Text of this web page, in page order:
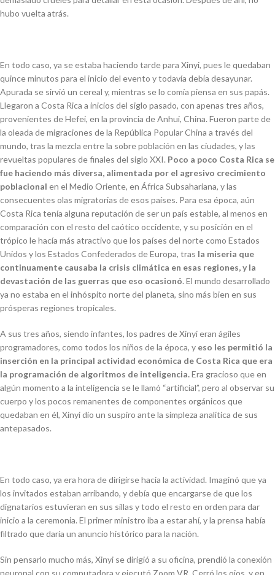
hubo vuelta atrás.
En todo caso, ya se estaba haciendo tarde para Xinyi, pues le quedaban
quince minutos para el inicio del evento y todavía debía desayunar.
Apurada se sirvió un cereal y, mientras se lo comía piensa en sus papás.
Llegaron a Costa Rica a inicios del siglo pasado, con apenas tres años,
provenientes de Hefei, en la provincia de Anhui, China. Fueron parte de
la oleada de migraciones de la República Popular China a través del
mundo, tras la mezcla entre la sobre población en las ciudades, y las
revueltas populares de finales del siglo XXI. Poco a poco Costa Rica se
fue haciendo más diversa, alimentada por el agresivo crecimiento
poblacional en el Medio Oriente, en África Subsahariana, y las
consecuentes olas migratorias de esos países. Para esa época, aún
Costa Rica tenía alguna reputación de ser un país estable, al menos en
comparación con el resto del caótico occidente, y su posición en el
trópico le hacía más atractivo que los países del norte como Estados
Unidos y los Estados Confederados de Europa, tras la miseria que
continuamente causaba la crisis climática en esas regiones, y la
devastación de las guerras que eso ocasionó. El mundo desarrollado
ya no estaba en el inhóspito norte del planeta, sino más bien en sus
prósperas regiones tropicales.
A sus tres años, siendo infantes, los padres de Xinyi eran ágiles
programadores, como todos los niños de la época, y eso les permitió la
inserción en la principal actividad económica de Costa Rica que era
la programación de algoritmos de inteligencia.Era gracioso que en
algún momento a la inteligencia se le llamó “artificial”, pero al observar su
cuerpo y los pocos remanentes de componentes orgánicos que
quedaban en él, Xinyi dio un suspiro ante la simpleza analítica de sus
antepasados.
En todo caso, ya era hora de dirigirse hacia la actividad. Imaginó que ya
los invitados estaban arribando, y debía que encargarse de que los
dignatarios estuvieran en sus sillas y todo el resto en orden para dar
inicio a la ceremonia. El primer ministro iba a estar ahí, y la prensa había
filtrado que daría un anuncio histórico para la nación.
Sin pensarlo mucho más, Xinyi se dirigió a su oficina, prendió la conexión
neuronal con su computadora y ejecutó Zoom VR. Cerró los ojos, y en